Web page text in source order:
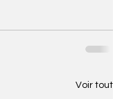
Voir tout